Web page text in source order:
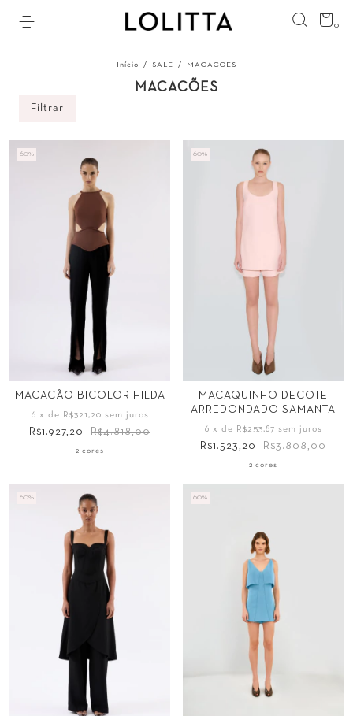
0
Início / SALE / MACACÕES
MACACÕES
Filtrar
60%
Tamanho
36 38 40
MACACÃO BICOLOR HILDA
6 x de R$321,20 sem juros
R$1.927,20 R$4.818,00
2 cores
60%
Tamanho
34 36 38 40
MACAQUINHO DECOTE
ARREDONDADO SAMANTA
6 x de R$253,87 sem juros
R$1.523,20 R$3.808,00
2 cores
60% 60%